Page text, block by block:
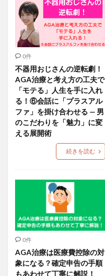
0件
不器用おじさんの逆転劇！
AGA治療と考え方の工夫で
「モテる」人生を手に入れ
る！⑥会話に「プラスアル
ファ」を掛け合わせる — 男
のこだわりを「魅力」に変
える展開術
続きを読む
0件
AGA治療は医療費控除の対
象になる？確定申告の手順
もあわせて丁寧に解説！